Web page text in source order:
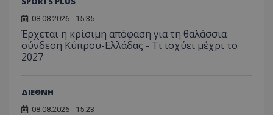
08.08.2026 - 15:35
Έρχεται η κρίσιμη απόφαση για τη θαλάσσια
σύνδεση Κύπρου-Ελλάδας - Τι ισχύει μέχρι το
2027
ΔΙΕΘΝΗ
08.08.2026 - 15:23